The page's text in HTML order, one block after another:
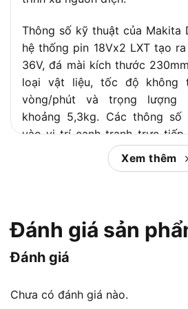
Thông số kỹ thuật của Makita
hệ thống pin 18Vx2 LXT tạo
36V, đá mài kích thước
loại vật liệu, tốc độ không
vòng/phút và trọng lượng
khoảng 5,3kg. Các thông số
vào vị trí cạnh tranh trực tiếp
mài góc pin 230mm từ
trong phân khúc chuyên
toàn diện Makita DGA901Z:
phẩm, thông số kỹ thuật chi
hiệu suất thực tế, cho đến
cùng phân khúc và gợi ý cấu
là tài liệu tham khảo đầy đủ
định mua đúng đắn.
Xem thêm
Đánh giá sản
Đánh giá
Chưa có đánh giá nào.